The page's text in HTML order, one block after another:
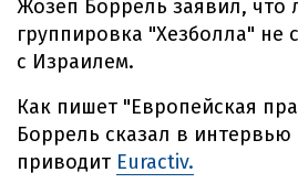
Жозеп Боррель заявил, что
группировка "Хезболла" не
с Израилем.
Как пишет "Европейская
Боррель сказал в интервью
приводит Euractiv.